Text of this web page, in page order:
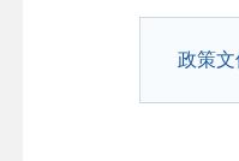
政策文